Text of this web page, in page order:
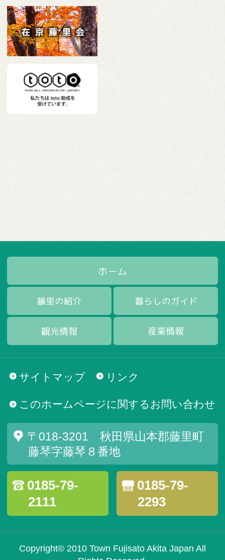
サイトマップ リンク
このホームページに関するお問い合わせ
〒018-3201 秋田県山本郡藤里町
藤琴字藤琴８番地
0185-79-
2111
0185-79-
2293
Copyright© 2010 Town Fujisato Akita Japan All